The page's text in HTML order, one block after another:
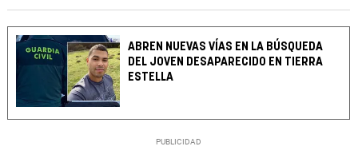
ABREN NUEVAS VÍAS EN LA BÚSQUEDA
DEL JOVEN DESAPARECIDO EN TIERRA
ESTELLA